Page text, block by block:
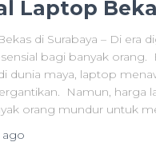
Laptop
di Surabaya – Di era
bagi banyak orang.
dunia maya, laptop
Namun, harga
orang mundur untuk